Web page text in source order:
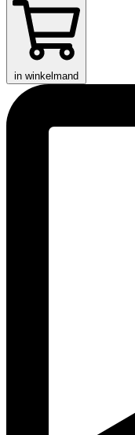
in winkelmand